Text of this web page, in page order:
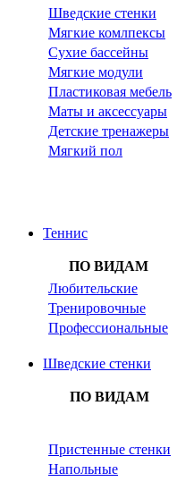
Шведские стенки
Мягкие комлпексы
Сухие бассейны
Мягкие модули
Пластиковая мебель
Маты и аксессуары
Детские тренажеры
Мягкий пол
Теннис
ПО ВИДАМ
Любительские
Тренировочные
Профессиональные
Шведские стенки
ПО ВИДАМ
Пристенные стенки
Напольные